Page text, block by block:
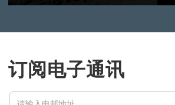
订阅电子通讯